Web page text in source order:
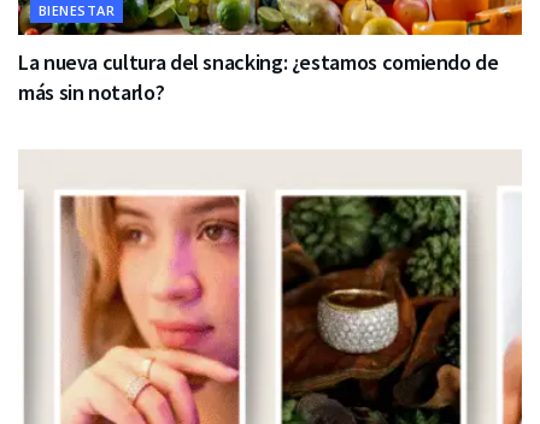
BIENESTAR
La nueva cultura del snacking: ¿estamos comiendo de
más sin notarlo?